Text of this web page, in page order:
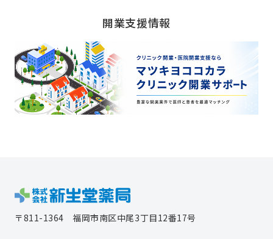
開業支援情報
〒811-1364 福岡市南区中尾3丁目12番17号